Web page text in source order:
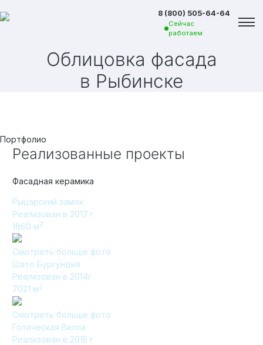
8 (800) 505-64-64
Сейчас
работаем
Вакансии
Элитные «Здоровые дома»
Дома Бизнес-класса
Облицовка фасада
в Рыбинске
Портфолио
Реализованные проекты
Фасадная керамика
Рыцарский замок
Реализован в 2017 г
1860 м2
Смотреть больше фото
Шато Бургундия
Реализован в 2014г
7021 м2
Смотреть больше фото
Готическая Вилла
Реализован в 2015 г